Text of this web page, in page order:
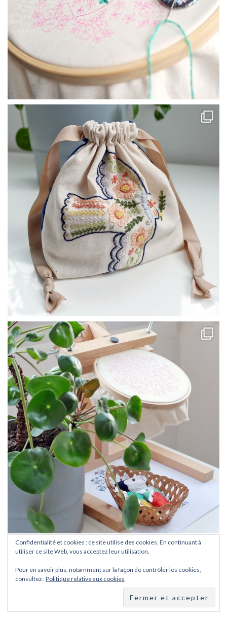
Suivez sur Instagram
CATÉGORIES
Confidentialité et cookies : ce site utilise des cookies. En continuant à
utiliser ce site Web, vous acceptez leur utilisation.
Pour en savoir plus, notamment sur la façon de contrôler les cookies,
consultez :Politique relative aux cookies